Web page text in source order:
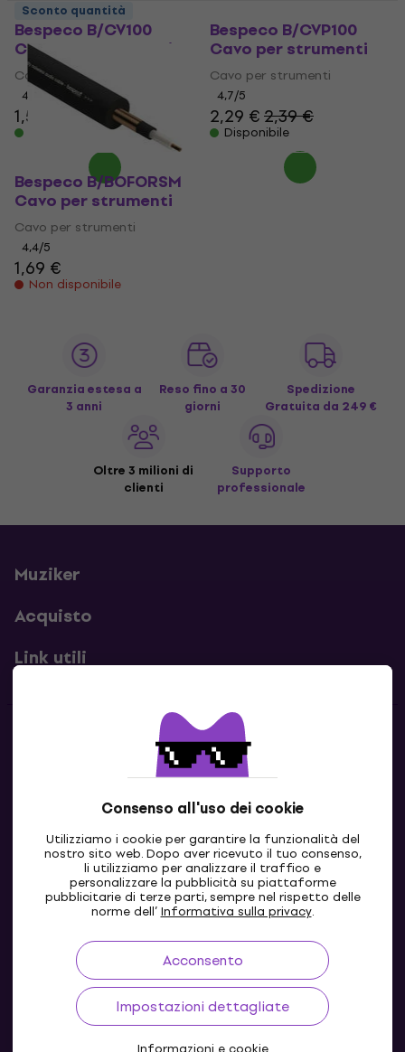
Consenso all'uso dei cookie
Utilizziamo i cookie per garantire la funzionalità del
nostro sito web. Dopo aver ricevuto il tuo consenso,
li utilizziamo per analizzare il traffico e
personalizzare la pubblicità su piattaforme
pubblicitarie di terze parti, sempre nel rispetto delle
norme dell’Informativa sulla privacy.
Acconsento
Impostazioni dettagliate
Bespeco B/CV100
Cavo per strumenti
Cavo per strumenti
4,5 /5
1,59 €
Bespeco B/CVP100
Cavo per strumenti
Cavo per strumenti
4,7/5
2,29 €2,39 €
Disponibile
Sconto quantità
Bespeco B/BOFORSM
Cavo per strumenti
Cavo per strumenti
4,4/5
1,69 €
Non disponibile
Garanzia estesa a
3 anni
Reso fino a 30
giorni
Spedizione
Gratuita da 249 €
Oltre 3 milioni di
clienti
Supporto
professionale
Muziker
Acquisto
Link utili
Contatti
Contattaci
IT